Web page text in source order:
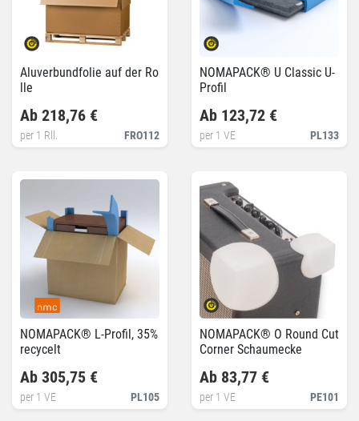
Aluverbundfolie auf der Ro
lle
FRO112
Ab 218,76 €
per 1 Rll.
NOMAPACK® U Classic U-
Profil
PL133
Ab 123,72 €
per 1 VE
NOMAPACK® L-Profil, 35%
recycelt
PL105
Ab 305,75 €
per 1 VE
NOMAPACK® O Round Cut
Corner Schaumecke
PE101
Ab 83,77 €
per 1 VE